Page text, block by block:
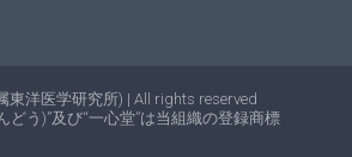
東洋医学研究所) | All rights reserved
どう)”及び“一心堂”は当組織の登録商標